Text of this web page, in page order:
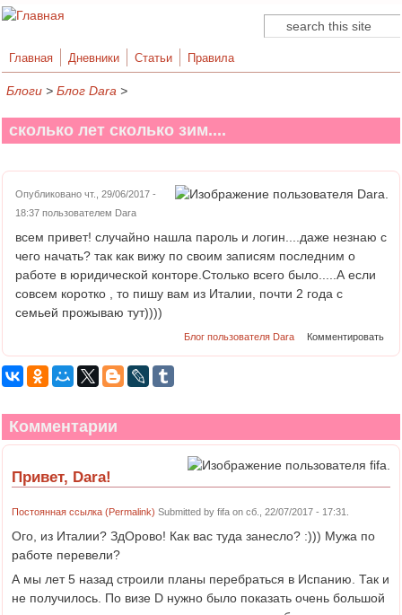
Форма поиска
Поиск
Главная Дневники Статьи Правила
Блоги > Блог Dara >
сколько лет сколько зим....
Опубликовано чт., 29/06/2017 -
18:37 пользователем Dara
всем привет! случайно нашла пароль и логин....даже незнаю с
чего начать? так как вижу по своим записям последним о
работе в юридической конторе.Столько всего было.....А если
совсем коротко , то пишу вам из Италии, почти 2 года с
семьей прожываю тут))))
Блог пользователя Dara Комментировать
Комментарии
Привет, Dara!
Постоянная ссылка (Permalink) Submitted by fifa on сб., 22/07/2017 - 17:31.
Ого, из Италии? ЗдОрово! Как вас туда занесло? :))) Мужа по
работе перевели?
А мы лет 5 назад строили планы перебраться в Испанию. Так и
не получилось. По визе D нужно было показать очень большой